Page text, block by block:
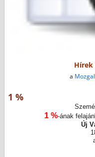
a
1 %
1 %-ának
Új